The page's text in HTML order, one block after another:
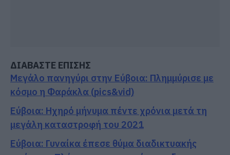
ΔΙΑΒΑΣΤΕ ΕΠΙΣΗΣ
Μεγάλο πανηγύρι στην Εύβοια: Πλημμύρισε με
κόσμο η Φαράκλα (pics&vid)
Εύβοια: Ηχηρό μήνυμα πέντε χρόνια μετά τη
μεγάλη καταστροφή του 2021
Εύβοια: Γυναίκα έπεσε θύμα διαδικτυακής